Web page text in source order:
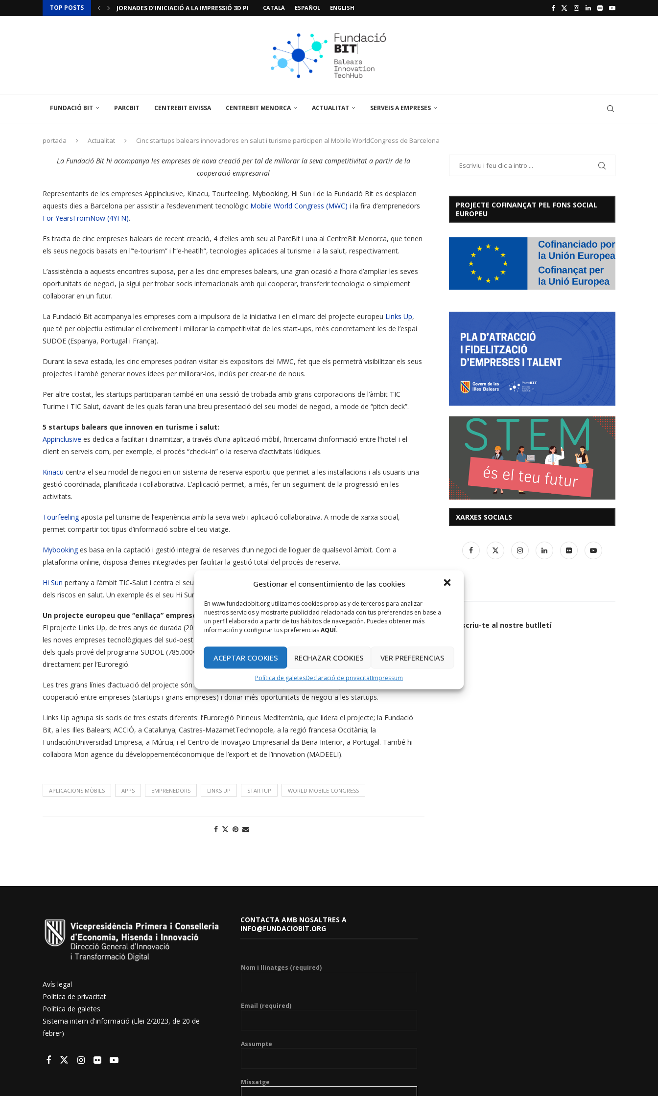
Gestionar el consentimiento de las cookies
En www.fundaciobit.org utilizamos cookies propias y de terceros para analizar
nuestros servicios y mostrarte publicidad relacionada con tus preferencias en base a
un perfil elaborado a partir de tus hábitos de navegación. Puedes obtener más
información y configurar tus preferenciasAQUÍ.
ACEPTAR COOKIES RECHAZAR COOKIES VER PREFERENCIAS
Política de galetesDeclaració de privacitatImpressum
TOP POSTS
JORNADES D’INICIACIÓ A LA IMPRESSIÓ 3D PER A...CATALÀ ESPAÑOL ENGLISH
FUNDACIÓ BIT PARCBIT CENTREBIT EIVISSA CENTREBIT MENORCA ACTUALITAT SERVEIS A EMPRESES
portada Actualitat Cinc startups balears innovadores en salut i turisme participen al Mobile WorldCongress de Barcelona
La Fundació Bit hi acompanya les empreses de nova creació per tal de millorar la seva competitivitat a partir de la
cooperació empresarial
Representants de les empreses Appinclusive, Kinacu, Tourfeeling, Mybooking, Hi Sun i de la Fundació Bit es desplacen
aquests dies a Barcelona per assistir a l’esdeveniment tecnològic Mobile World Congress (MWC) i la fira d’emprenedors
For YearsFromNow (4YFN).
Es tracta de cinc empreses balears de recent creació, 4 d’elles amb seu al ParcBit i una al CentreBit Menorca, que tenen
els seus negocis basats en l’“e-tourism” i l’“e-heatlh”, tecnologies aplicades al turisme i a la salut, respectivament.
L’assistència a aquests encontres suposa, per a les cinc empreses balears, una gran ocasió a l’hora d’ampliar les seves
oportunitats de negoci, ja sigui per trobar socis internacionals amb qui cooperar, transferir tecnologia o simplement
col·laborar en un futur.
La Fundació Bit acompanya les empreses com a impulsora de la iniciativa i en el marc del projecte europeu Links Up,
que té per objectiu estimular el creixement i millorar la competitivitat de les start-ups, més concretament les de l’espai
SUDOE (Espanya, Portugal i França).
Durant la seva estada, les cinc empreses podran visitar els expositors del MWC, fet que els permetrà visibilitzar els seus
projectes i també generar noves idees per millorar-los, inclús per crear-ne de nous.
Per altre costat, les startups participaran també en una sessió de trobada amb grans corporacions de l’àmbit TIC
Turime i TIC Salut, davant de les quals faran una breu presentació del seu model de negoci, a mode de “pitch deck”.
5 startups balears que innoven en turisme i salut:
Appinclusive es dedica a facilitar i dinamitzar, a través d’una aplicació mòbil, l’intercanvi d’informació entre l’hotel i el
client en serveis com, per exemple, el procés “check-in” o la reserva d’activitats lúdiques.
Kinacu centra el seu model de negoci en un sistema de reserva esportiu que permet a les instal·lacions i als usuaris una
gestió coordinada, planificada i col·laborativa. L’aplicació permet, a més, fer un seguiment de la progressió en les
activitats.
Tourfeelingaposta pel turisme de l’experiència amb la seva web i aplicació col·laborativa. A mode de xarxa social,
permet compartir tot tipus d’informació sobre el teu viatge.
Mybookinges basa en la captació i gestió integral de reserves d’un negoci de lloguer de qualsevol àmbit. Com a
plataforma online, disposa d’eines integrades per facilitar la gestió total del procés de reserva.
Hi Sun pertany a l’àmbit TIC-Salut i centra el seu procés innovador en la creació de tecnologia al servei de la prevenció
dels riscos en salut. Un exemple és el seu Hi SunPoint, que tracta d’evitar malalties relacionades amb l’exposició al sol.
Un projecte europeu que “enllaça” empreses:
El projecte Links Up, de tres anys de durada (2016-2019), té com a objectiu estimular el creixement i la competitivitat de
les noves empreses tecnològiques del sud-oest d’Europa. En total, compta amb un finançament de 1.045.000€; el 75%
dels quals prové del programa SUDOE (785.000€) i un 25% de la resta de socis (259.500€), 200.000€ dels quals aportats
directament per l’Euroregió.
Les tres grans línies d’actuació del projecte són: la millora de l’accés al finançament de les empreses, la millora de la
cooperació entre empreses (startups i grans empreses) i donar més oportunitats de negoci a les startups.
Links Up agrupa sis socis de tres estats diferents: l’Euroregió Pirineus Mediterrània, que lidera el projecte; la Fundació
Bit, a les Illes Balears; ACCIÓ, a Catalunya; Castres-MazametTechnopole, a la regió francesa Occitània; la
FundaciónUniversidad Empresa, a Múrcia; i el Centro de Inovação Empresarial da Beira Interior, a Portugal. També hi
col·labora Mon agence du développementéconomique de l’export et de l’innovation (MADEELI).
APLICACIONS MÒBILS APPS EMPRENEDORS LINKS UP STARTUP WORLD MOBILE CONGRESS
PROJECTE COFINANÇAT PEL FONS SOCIAL
EUROPEU
XARXES SOCIALS
Subscriu-te al nostre butlletí
Avís legal
Política de privacitat
Política de galetes
Sistema intern d'informació (Llei 2/2023, de 20 de
febrer)
CONTACTA AMB NOSALTRES A
INFO@FUNDACIOBIT.ORG
Nom i llinatges (required)
Email (required)
Assumpte
Missatge